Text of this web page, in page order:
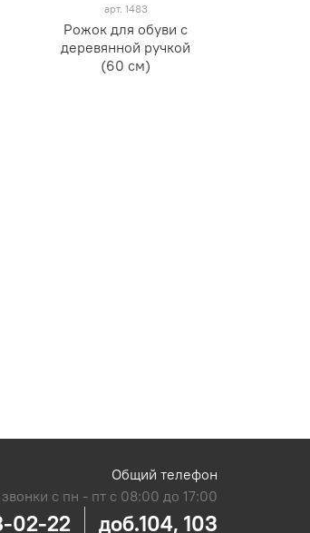
арт. 1483
Рожок для обуви с
деревянной ручкой
(60 см)
Общий телефон
с пн - пт с 08:00 до 17:00
02-22 доб.104, 103